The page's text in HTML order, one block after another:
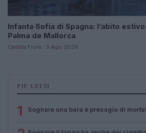
Infanta Sofia di Spagna: l’abito
Palma de Mallorca
Camilla Fiore · 5 Ago 2026
PIÙ LETTI
1 Sognare una bara è presagio di